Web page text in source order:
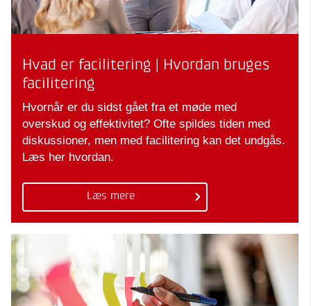
Hvad er facilitering | Hvordan bruges
facilitering
Hvornår er du sidst gået fra et møde med
overskud og effektivitet? Ofte spildes tiden med
diskussioner, men med facilitering kan det undgås.
Læs her hvordan.
Læs mere